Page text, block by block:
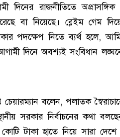
দিনের রাজনীতিতে
বা নিয়েছে। ব্লেইম গেম
পদক্ষেপ নিতে ব্যর্থ হলে,
দিনে অবশ্যই সংবিধান
চেয়ারম্যান বলেন, পলাতক
সরকার নির্বাচনের কথা
টাকা হাতে নিয়ে সারা দেশে